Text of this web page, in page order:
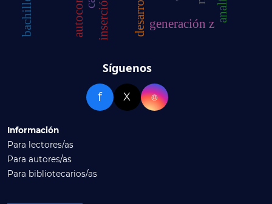
generación z
Síguenos
f X ⌾
Información
Para lectores/as
Para autores/as
Para bibliotecarios/as